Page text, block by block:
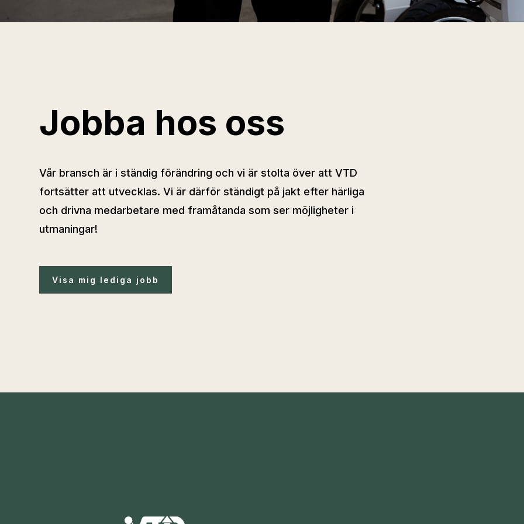
Jobba hos oss
Vår bransch är i ständig förändring och vi är stolta över att VTD
fortsätter att utvecklas. Vi är därför ständigt på jakt efter härliga
och drivna medarbetare med framåtanda som ser möjligheter i
utmaningar!
Visa mig lediga jobb